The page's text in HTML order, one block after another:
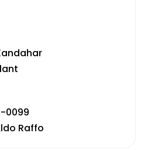
0099
Raffo